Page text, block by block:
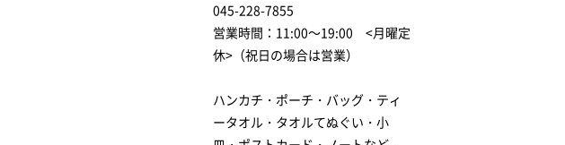
045-228-7855
営業時間：11:00～19:00 <月曜定
休>（祝日の場合は営業）
ハンカチ・ポーチ・バッグ・ティ
ータオル・タオルてぬぐい・小